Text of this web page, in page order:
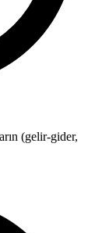
(gelir-gider,